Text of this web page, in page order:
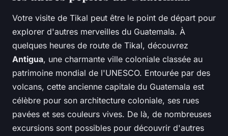
Votre visite de Tikal peut être le point de départ pour
explorer d'autres merveilles du Guatemala. À
quelques heures de route de Tikal, découvrez
Antigua, une charmante ville coloniale classée au
patrimoine mondial de l'UNESCO. Entourée par des
volcans, cette ancienne capitale du Guatemala est
célèbre pour son architecture coloniale, ses rues
pavées et ses couleurs vives. De là, de nombreuses
excursions sont possibles pour découvrir d'autres